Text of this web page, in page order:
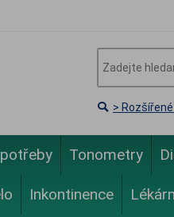
>
Tonometry
Inkontinence